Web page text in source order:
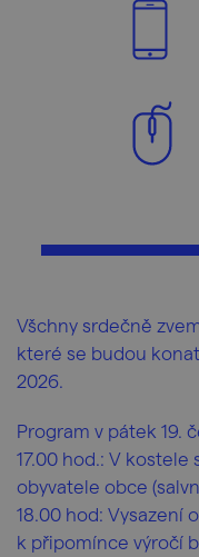
Všchny srdečně
které se budou
2026.
Program v pátek 19.
17.00 hod.: V
obyvatele obce
18.00 hod: Vysazení
k připomínce výročí